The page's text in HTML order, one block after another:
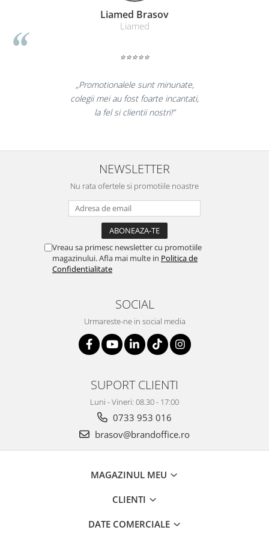
Suporturi si huse telefoane &
Periferice PC si accesorii
Ergnonomice
Tehnica si mobilier pentru birou
Folii laminare
Ghilotine și Trimmere
Calculatoare de birou
Distrugatoare documente
Cosuri de gunoi pentru birou
Scaune, birouri si produse
ergonomice
Protocol si HORECA
Apa si bauturi racoritoare
Cafea, ceai, zahar, lapte
Textile si confort pentru casa
Trollere, genti si accesorii de voiaj
Liamed Brasov
Liamed
⭐⭐⭐⭐⭐
„Promotionalele sunt minunate,
colegii mei au fost foarte incantati,
la fel si clientii nostri!”
NEWSLETTER
Nu rata ofertele si promotiile noastre
Vreau sa primesc newsletter cu promotiile
magazinului. Afla mai multe in Politica de
Confidentialitate
SOCIAL
Urmareste-ne in social media
SUPORT CLIENTI
Luni - Vineri: 08.30 - 17:00
0733 953 016
brasov@brandoffice.ro
MAGAZINUL MEU
CLIENTI
DATE COMERCIALE